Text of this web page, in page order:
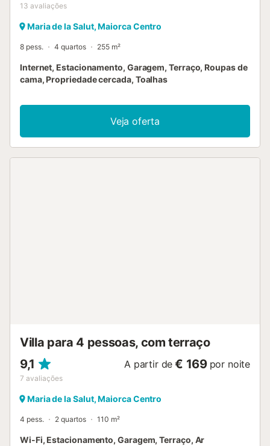
13 avaliações
Maria de la Salut, Maiorca Centro
8 pess. 4 quartos 255 m²
Internet, Estacionamento, Garagem, Terraço, Roupas de
cama, Propriedade cercada, Toalhas
Veja oferta
Villa para 4 pessoas, com terraço
9,1
7 avaliações
A partir de € 169 por noite
Maria de la Salut, Maiorca Centro
4 pess. 2 quartos 110 m²
Wi-Fi, Estacionamento, Garagem, Terraço, Ar